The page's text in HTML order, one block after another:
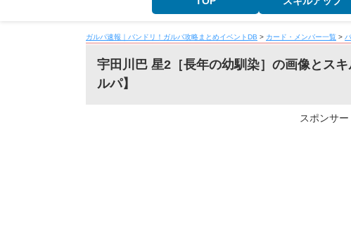
ガルパ速報｜バンドリ！ガルパ攻略まとめイベントDB > カード・メンバー一覧 >
宇田川巴 星2［長年の幼馴染］の画像とス
ルパ】
スポンサ